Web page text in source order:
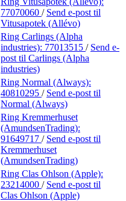
77070060 / Send e-post til
Vitusapotek (Allévo)
Ring Carlings (Alpha
industries): 77013515 / Send e-
post til Carlings (Alpha
industries)
Ring Normal (Always):
40810295 / Send e-post til
Normal (Always)
Ring Kremmerhuset
(AmundsenTrading):
91649717 / Send e-post til
Kremmerhuset
(AmundsenTrading)
Ring Clas Ohlson (Apple):
23214000 / Send e-post til
Clas Ohlson (Apple)